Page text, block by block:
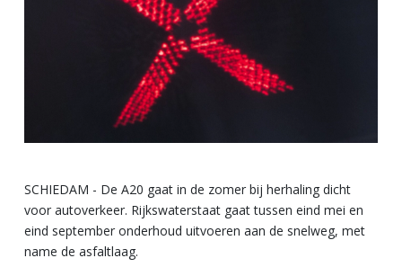
SCHIEDAM - De A20 gaat in de zomer bij herhaling dicht
voor autoverkeer. Rijkswaterstaat gaat tussen eind mei en
eind september onderhoud uitvoeren aan de snelweg, met
name de asfaltlaag.